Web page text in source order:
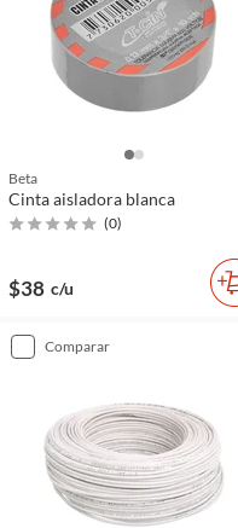
Beta
Cinta aisladora blanca
(0)
$38 c/u
comparar